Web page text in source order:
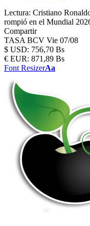
Lectura: Cristiano
rompió en el Mundial
Compartir
TASA BCV Vie 07/08
$ USD: 756,70 Bs
€ EUR: 871,89 Bs
Font ResizerAa